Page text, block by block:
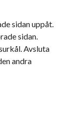
sidan uppåt.
sidan.
Avsluta
andra